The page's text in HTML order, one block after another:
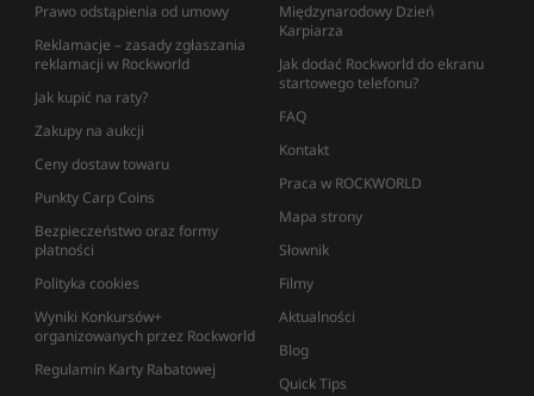
Prawo odstąpienia od umowy
Reklamacje – zasady zgłaszania
reklamacji w Rockworld
Jak kupić na raty?
Zakupy na aukcji
Ceny dostaw towaru
Punkty Carp Coins
Bezpieczeństwo oraz formy
płatności
Polityka cookies
Wyniki Konkursów+
organizowanych przez Rockworld
Regulamin Karty Rabatowej
Międzynarodowy Dzień
Karpiarza
Jak dodać Rockworld do ekranu
startowego telefonu?
FAQ
Kontakt
Praca w ROCKWORLD
Mapa strony
Słownik
Filmy
Aktualności
Blog
Quick Tips